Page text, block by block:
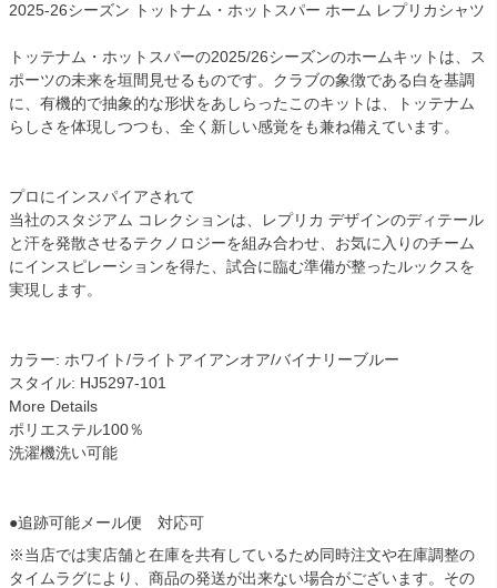
2025-26シーズン トットナム・ホットスパー ホーム レプリカシャツ
トッテナム・ホットスパーの2025/26シーズンのホームキットは、ス
ポーツの未来を垣間見せるものです。クラブの象徴である白を基調
に、有機的で抽象的な形状をあしらったこのキットは、トッテナム
らしさを体現しつつも、全く新しい感覚をも兼ね備えています。
プロにインスパイアされて
当社のスタジアム コレクションは、レプリカ デザインのディテール
と汗を発散させるテクノロジーを組み合わせ、お気に入りのチーム
にインスピレーションを得た、試合に臨む準備が整ったルックスを
実現します。
カラー: ホワイト/ライトアイアンオア/バイナリーブルー
スタイル: HJ5297-101
More Details
ポリエステル100％
洗濯機洗い可能
●追跡可能メール便 対応可
※当店では実店舗と在庫を共有しているため同時注文や在庫調整の
タイムラグにより、商品の発送が出来ない場合がございます。その